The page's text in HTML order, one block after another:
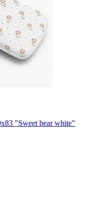
"Sweet bear white"